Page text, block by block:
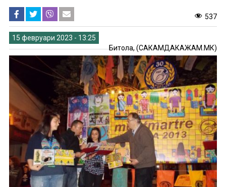
537
15 февруари 2023 - 13:25
Битола, (САКАМДАКАЖАМ.МК)